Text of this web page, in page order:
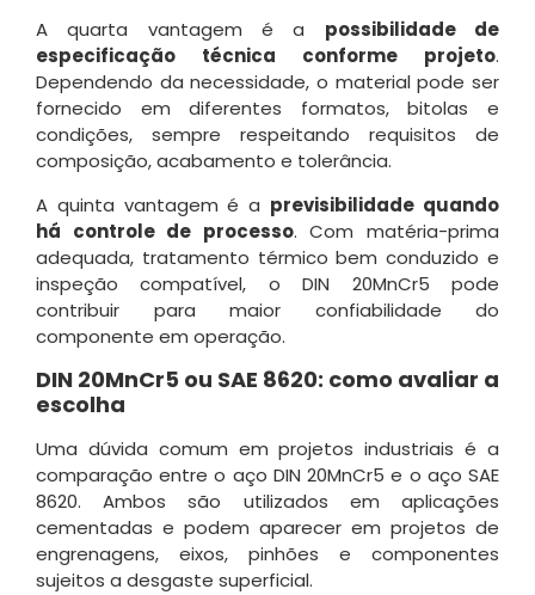
A quarta vantagem é a possibilidade de
especificação técnica conforme projeto.
Dependendo da necessidade, o material pode ser
fornecido em diferentes formatos, bitolas e
condições, sempre respeitando requisitos de
composição, acabamento e tolerância.
A quinta vantagem é a previsibilidade quando
há controle de processo. Com matéria-prima
adequada, tratamento térmico bem conduzido e
inspeção compatível, o DIN 20MnCr5 pode
contribuir para maior confiabilidade do
componente em operação.
DIN 20MnCr5 ou SAE 8620: como avaliar a
escolha
Uma dúvida comum em projetos industriais é a
comparação entre o aço DIN 20MnCr5 e o aço SAE
8620. Ambos são utilizados em aplicações
cementadas e podem aparecer em projetos de
engrenagens, eixos, pinhões e componentes
sujeitos a desgaste superficial.